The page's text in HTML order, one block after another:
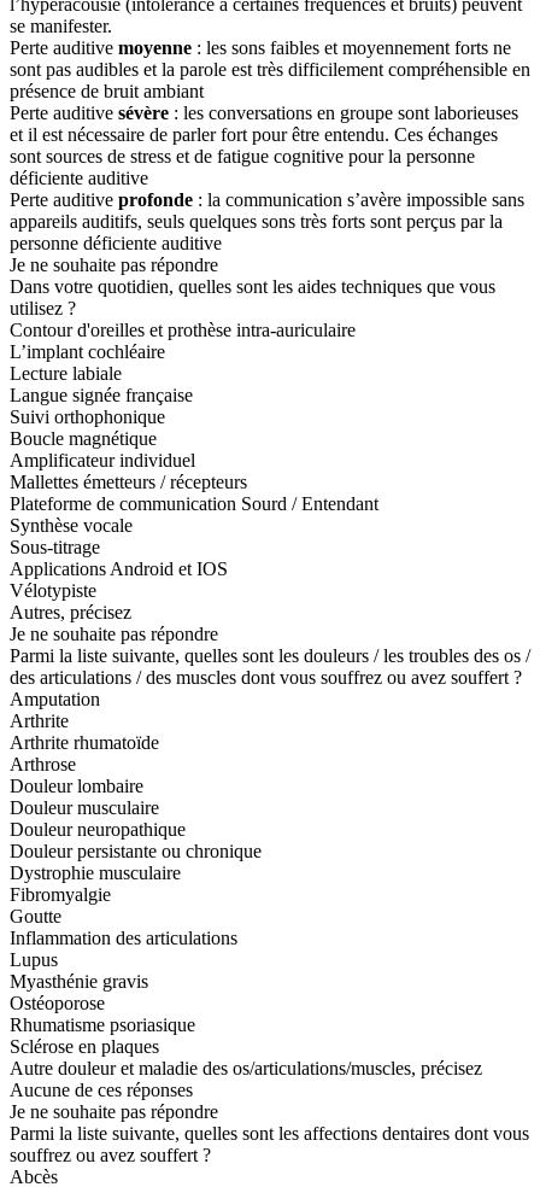
se manifester.
Perte auditive moyenne : les sons faibles et moyennement forts ne
sont pas audibles et la parole est très difficilement compréhensible en
présence de bruit ambiant
Perte auditive sévère : les conversations en groupe sont laborieuses
et il est nécessaire de parler fort pour être entendu. Ces échanges
sont sources de stress et de fatigue cognitive pour la personne
déficiente auditive
Perte auditive profonde : la communication s’avère impossible sans
appareils auditifs, seuls quelques sons très forts sont perçus par la
personne déficiente auditive
Je ne souhaite pas répondre
Dans votre quotidien, quelles sont les aides techniques que vous
utilisez ?
Contour d'oreilles et prothèse intra-auriculaire
L’implant cochléaire
Lecture labiale
Langue signée française
Suivi orthophonique
Boucle magnétique
Amplificateur individuel
Mallettes émetteurs / récepteurs
Plateforme de communication Sourd / Entendant
Synthèse vocale
Sous-titrage
Applications Android et IOS
Vélotypiste
Autres, précisez
Je ne souhaite pas répondre
Parmi la liste suivante, quelles sont les douleurs / les troubles des os /
des articulations / des muscles dont vous souffrez ou avez souffert ?
Amputation
Arthrite
Arthrite rhumatoïde
Arthrose
Douleur lombaire
Douleur musculaire
Douleur neuropathique
Douleur persistante ou chronique
Dystrophie musculaire
Fibromyalgie
Goutte
Inflammation des articulations
Lupus
Myasthénie gravis
Ostéoporose
Rhumatisme psoriasique
Sclérose en plaques
Autre douleur et maladie des os/articulations/muscles, précisez
Aucune de ces réponses
Je ne souhaite pas répondre
Parmi la liste suivante, quelles sont les affections dentaires dont vous
souffrez ou avez souffert ?
Abcès